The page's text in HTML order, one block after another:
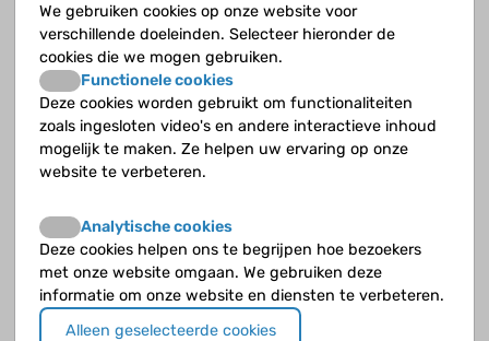
Jouw vraag
Geef zoveel mogelijk details zodat de deskundige een goed beeld krijgt.
Klik op de knopverder naar voorbeeldals je klaar bent.
We gebruiken cookies op onze website voor
verschillende doeleinden. Selecteer hieronder de
cookies die we mogen gebruiken.
Functionele cookies
Deze cookies worden gebruikt om functionaliteiten
zoals ingesloten video's en andere interactieve inhoud
mogelijk te maken. Ze helpen uw ervaring op onze
website te verbeteren.
Analytische cookies
Deze cookies helpen ons te begrijpen hoe bezoekers
met onze website omgaan. We gebruiken deze
informatie om onze website en diensten te verbeteren.
Alleen geselecteerde cookies